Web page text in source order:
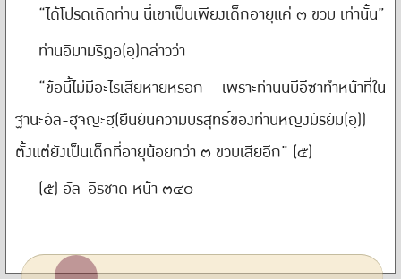
“ได้โปรดเถิดท่าน นี่เขาเป็นเพียงเด็กอายุแค่ ๓ ขวบ เท่านั้น”
ท่านอิมามริฏอ(อฺ)กล่าวว่า
“ข้อนี้ไม่มีอะไรเสียหายหรอก เพราะท่านนบีอีซาทำหน้าที่ใน
ฐานะอัล-ฮุจญะฮฺ(ยืนยันความบริสุทธิ์ของท่านหญิงมัรยัม(อฺ))
ตั้งแต่ยังเป็นเด็กที่อายุน้อยกว่า ๓ ขวบเสียอีก” (๕)
(๕) อัล-อิรชาด หน้า ๓๔๐